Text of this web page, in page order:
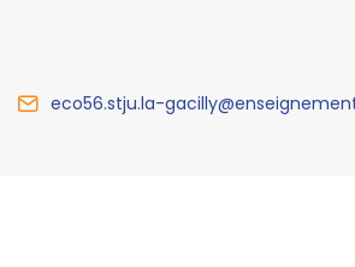
eco56.stju.la-